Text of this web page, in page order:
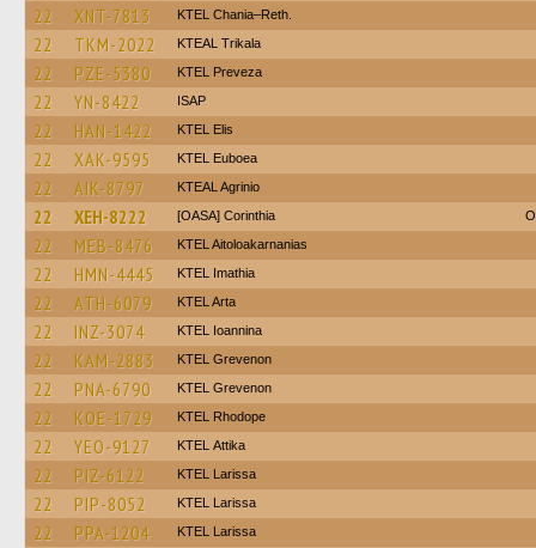
22 XNT-7813 KTEL Chania–Reth.
22 TKM-2022 KTEAL Trikala
22 PZE-5380 KTEL Preveza
22 YN-8422 ISAP
22 HAN-1422 KTEL Elis
22 XAK-9595 ΚΤΕL Euboea
22 AIK-8797 KTEAL Agrinio
22 XEH-8222 [OASA] Corinthia
22 MEB-8476 KTEL Aitoloakarnanias
22 HMN-4445 KTEL Imathia
22 ATH-6079 KTEL Arta
22 INZ-3074 KTEL Ioannina
22 KAM-2883 ΚΤΕL Grevenon
22 PNA-6790 ΚΤΕL Grevenon
22 KOE-1729 KTEL Rhodope
22 YEO-9127 KΤΕL Αttika
22 PIZ-6122 KTEL Larissa
22 PIP-8052 KTEL Larissa
22 PPA-1204 KTEL Larissa